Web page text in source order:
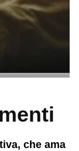
che ama